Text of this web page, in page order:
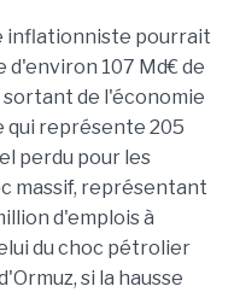
inflationniste pourrait
107 Md€ de
de l'économie
qui représente 205
perdu pour les
massif, représentant
d'emplois à
du choc pétrolier
si la hausse